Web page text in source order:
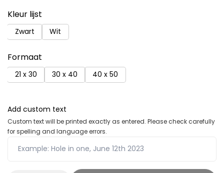
Kleur lijst
Zwart Wit
Formaat
21 x 30 30 x 40 40 x 50
Add custom text
Custom text will be printed exactly as entered. Please check carefully
for spelling and language errors.